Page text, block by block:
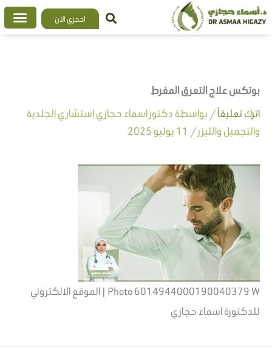
تخطي
إلى
احجزي الآن
بوتكس علاج التعرق المفرط
اترك تعليقاً/ بواسطة دكتور اسماء حجازي استشاري الجلدية
والتجميل والليزر/ 11 يوليو 2025
Photo 6014944000190040379 W | الموقع الالكتروني
للدكتورة اسماء حجازي